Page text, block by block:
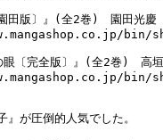
田版〕』(全2巻)　園田光慶
bin/
眼〔完全版〕』(全2巻)　高
bin/
が圧倒的人気でした。